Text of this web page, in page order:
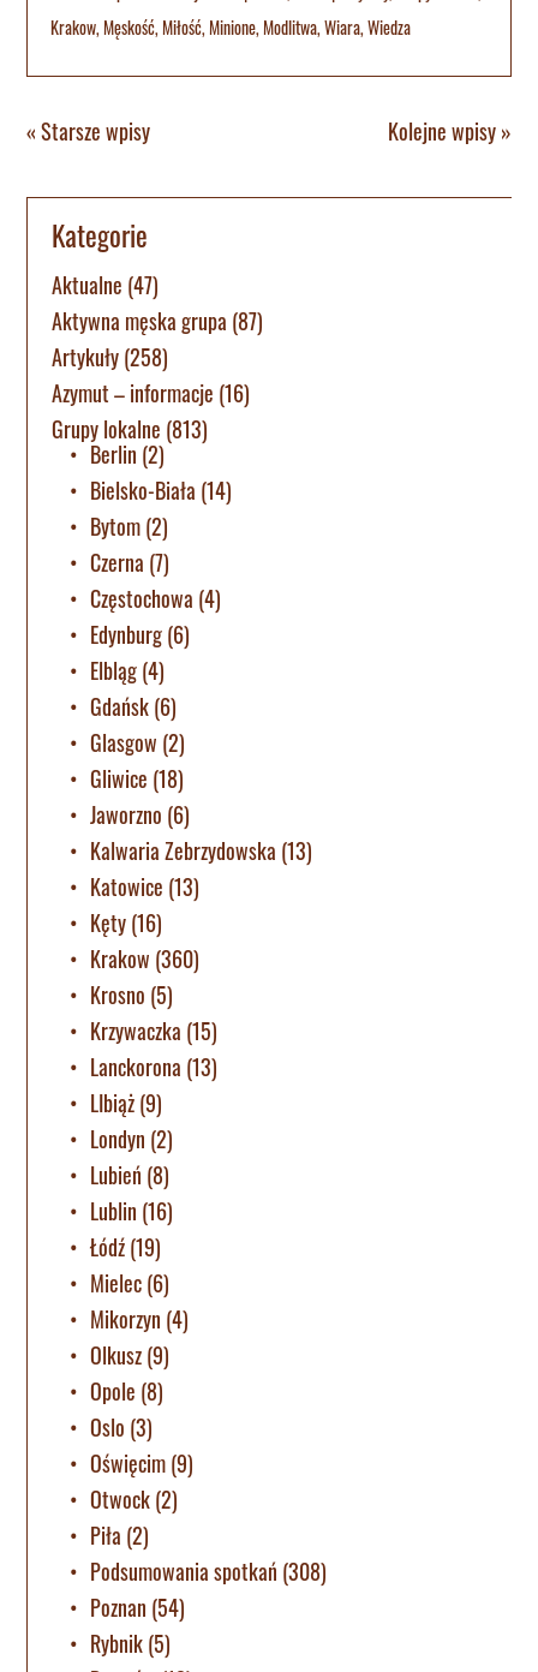
Krakow,Męskość,Miłość,Minione,Modlitwa,Wiara,Wiedza
« Starsze wpisy Kolejne wpisy »
Kategorie
Aktualne (47)
Aktywna męska grupa (87)
Artykuły(258)
Azymut – informacje (16)
Grupy lokalne (813)
Berlin (2)
Bielsko-Biała (14)
Bytom(2)
Czerna (7)
Częstochowa (4)
Edynburg(6)
Elbląg(4)
Gdańsk(6)
Glasgow (2)
Gliwice (18)
Jaworzno (6)
Kalwaria Zebrzydowska (13)
Katowice (13)
Kęty(16)
Krakow (360)
Krosno (5)
Krzywaczka (15)
Lanckorona (13)
LIbiąż(9)
Londyn (2)
Lubień (8)
Lublin (16)
Łódź(19)
Mielec(6)
Mikorzyn (4)
Olkusz(9)
Opole (8)
Oslo (3)
Oświęcim(9)
Otwock(2)
Piła (2)
Podsumowania spotkań (308)
Poznan (54)
Rybnik(5)